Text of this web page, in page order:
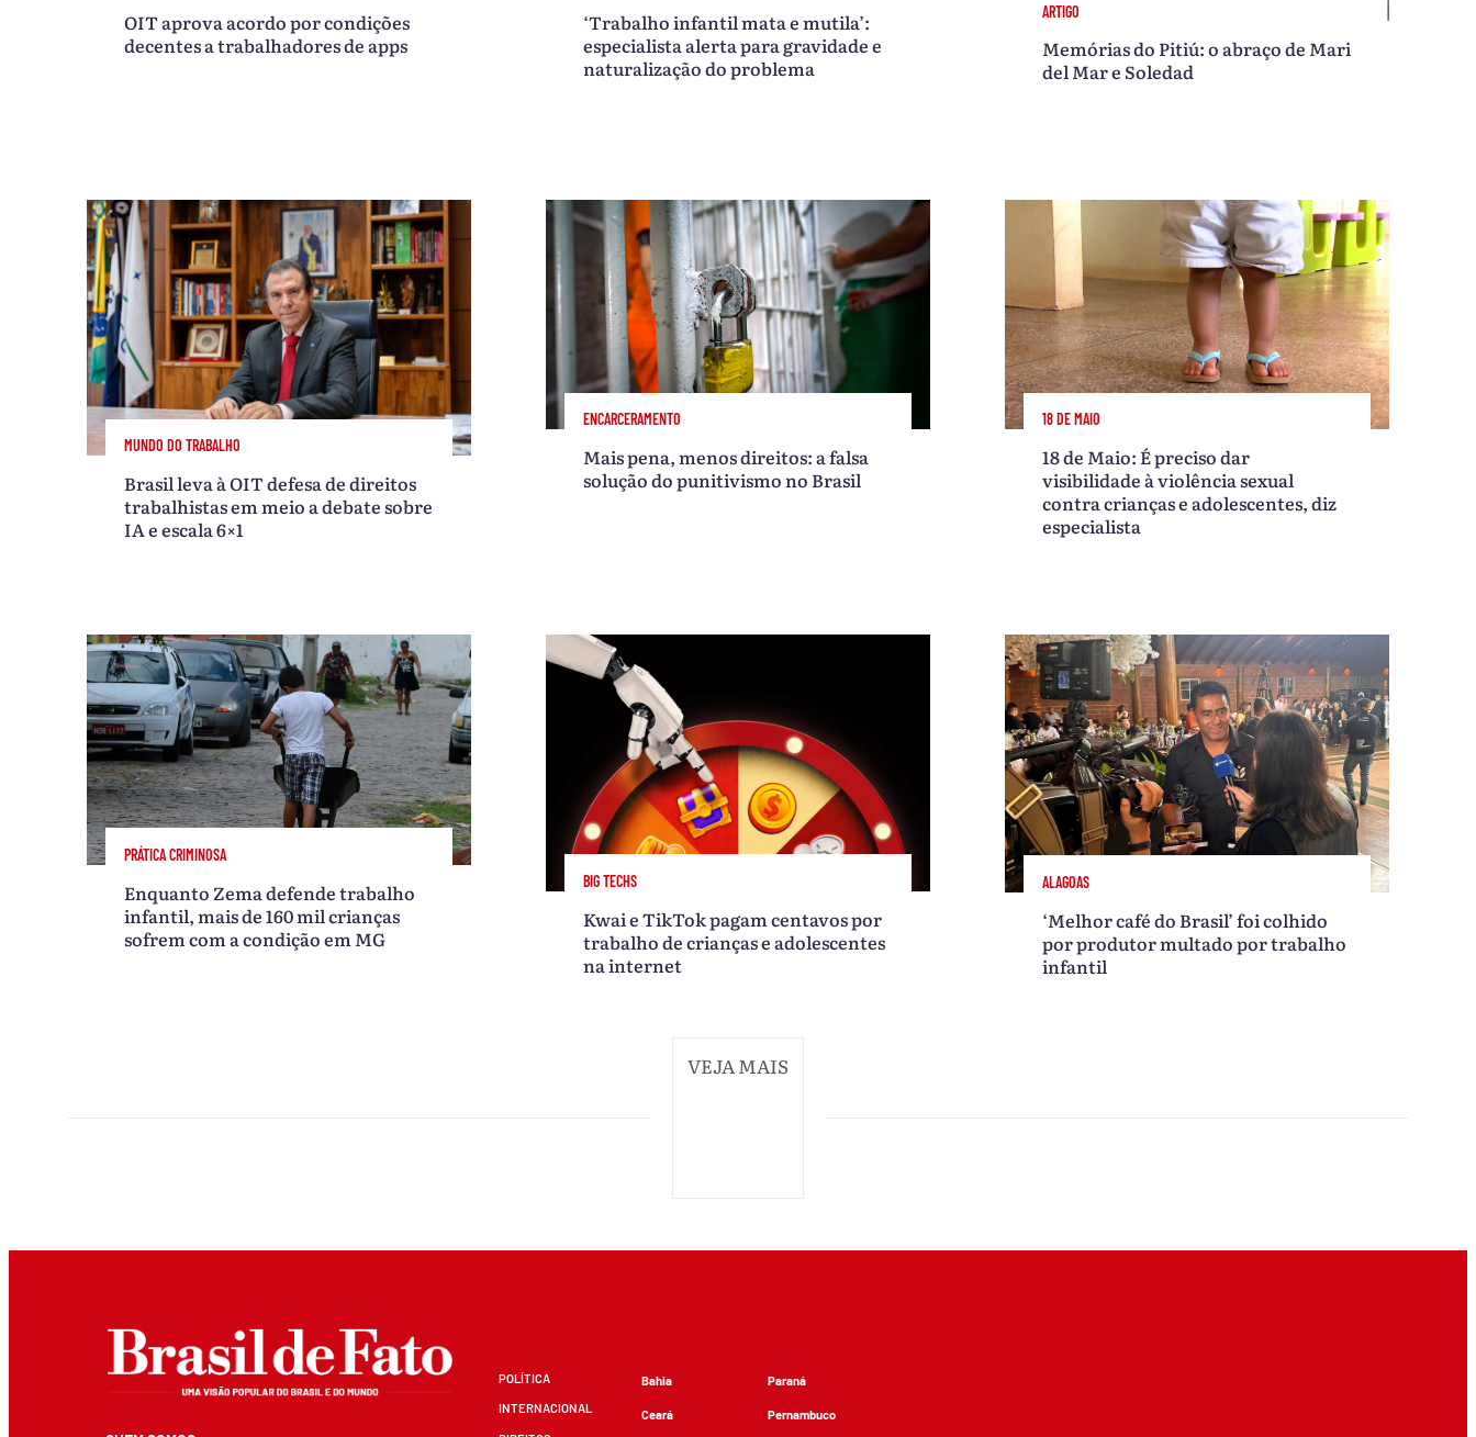
OIT aprova acordo por condições
decentes a trabalhadores de apps
‘Trabalho infantil mata e mutila’:
especialista alerta para gravidade e
naturalização do problema
ARTIGO
Memórias do Pitiú: o abraço de Mari
del Mar e Soledad
MUNDO DO TRABALHO
Brasil leva à OIT defesa de direitos
trabalhistas em meio a debate sobre
IA e escala 6×1
ENCARCERAMENTO
Mais pena, menos direitos: a falsa
solução do punitivismo no Brasil
18 DE MAIO
18 de Maio: É preciso dar
visibilidade à violência sexual
contra crianças e adolescentes, diz
especialista
PRÁTICA CRIMINOSA
Enquanto Zema defende trabalho
infantil, mais de 160 mil crianças
sofrem com a condição em MG
BIG TECHS
Kwai e TikTok pagam centavos por
trabalho de crianças e adolescentes
na internet
ALAGOAS
‘Melhor café do Brasil’ foi colhido
por produtor multado por trabalho
infantil
VEJA MAIS
POLÍTICA
INTERNACIONAL
Bahia
Ceará
Paraná
Pernambuco